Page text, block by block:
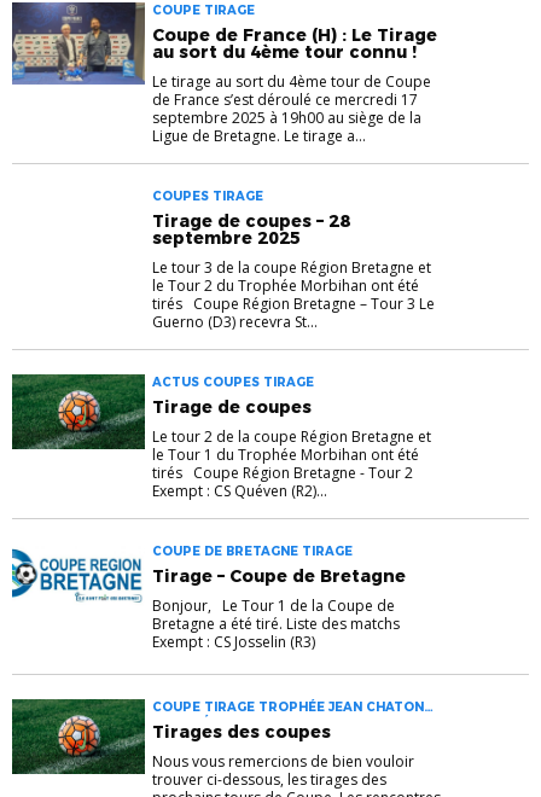
COUPE TIRAGE
Coupe de France (H) : Le Tirage
au sort du 4ème tour connu !
Le tirage au sort du 4ème tour de Coupe
de France s’est déroulé ce mercredi 17
septembre 2025 à 19h00 au siège de la
Ligue de Bretagne. Le tirage a...
COUPES TIRAGE
Tirage de coupes – 28
septembre 2025
Le tour 3 de la coupe Région Bretagne et
le Tour 2 du Trophée Morbihan ont été
tirés Coupe Région Bretagne – Tour 3 Le
Guerno (D3) recevra St...
ACTUS COUPES TIRAGE
Tirage de coupes
Le tour 2 de la coupe Région Bretagne et
le Tour 1 du Trophée Morbihan ont été
tirés Coupe Région Bretagne - Tour 2
Exempt : CS Quéven (R2)...
COUPE DE BRETAGNE TIRAGE
Tirage – Coupe de Bretagne
Bonjour, Le Tour 1 de la Coupe de
Bretagne a été tiré. Liste des matchs
Exempt : CS Josselin (R3)
COUPE TIRAGE TROPHÉE JEAN CHATON
TROPHÉE MORBIHAN
Tirages des coupes
Nous vous remercions de bien vouloir
trouver ci-dessous, les tirages des